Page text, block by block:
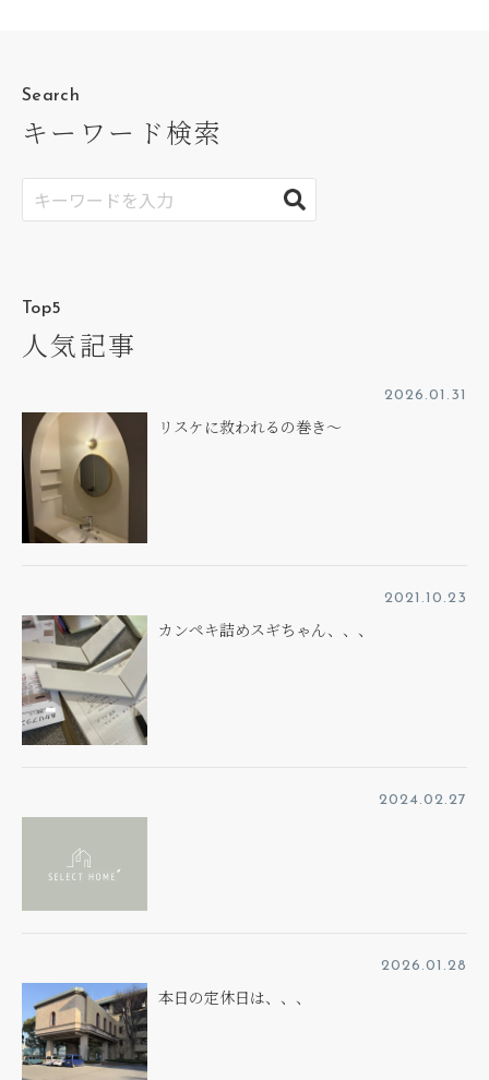
Search
キーワード検索
Top5
人気記事
2026.01.31
リスケに救われるの巻き～
2021.10.23
カンペキ詰めスギちゃん、、、
2024.02.27
2026.01.28
本日の定休日は、、、